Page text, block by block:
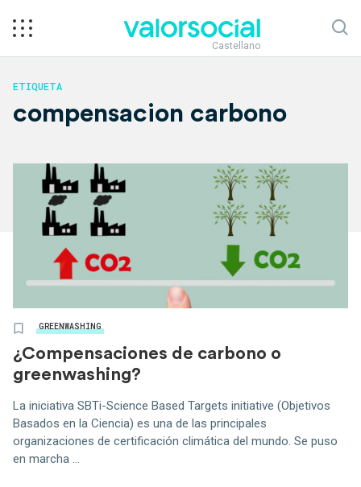
Castellano
ETIQUETA
compensacion carbono
GREENWASHING
¿Compensaciones de carbono o
greenwashing?
La iniciativa SBTi-Science Based Targets initiative (Objetivos
Basados en la Ciencia) es una de las principales
organizaciones de certificación climática del mundo. Se puso
en marcha ...